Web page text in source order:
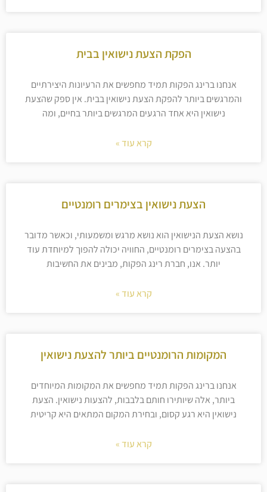
הפקת הצעת נישואין בבית
אנחנו ברינג הפקות תמיד מחפשים את הרעיונות היצירתיים
והמרגשים ביותר להפקת הצעת נישואין בבית. אין ספק שהצעת
נישואין היא אחד הרגעים המרגשים ביותר בחיים, ומה
קרא עוד »
הצעת נישואין בצימרים רומנטיים
נושא הצעת הנישואין הוא נושא מרגש ומשמעותי, וכאשר מדובר
בהצעה בצימרים רומנטיים, החוויה יכולה להפוך למיוחדת עוד
יותר. אנו, חברת רינג הפקות, מבינים את החשיבות
קרא עוד »
המקומות הרומנטיים ביותר להצעת נישואין
אנחנו ברינג הפקות תמיד מחפשים את המקומות המיוחדים
ביותר, אלה שיותירו חותם בלבבות, להצעות נישואין. הצעת
נישואין היא רגע קסום, ובחירת המקום המתאים היא קריטית
קרא עוד »